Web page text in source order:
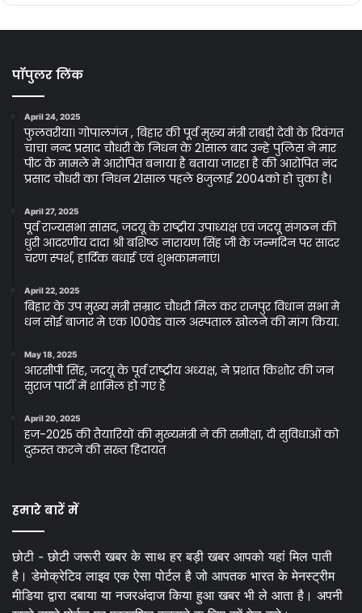
पॉपुलर लिंक
April 24, 2025
फुलवरीया। गोपालगंज , बिहार की पूर्व मुख्य मंत्री राबड़ी देवी के दिवंगत
चाचा नन्द प्रसाद चौधरी के निधन के 21साल बाद उन्हे पुलिस ने मार
पीट के मामले मे आरोपित बनाया है बताया जारहा है की आरोपित नंद
प्रसाद चौधरी का निधन 21साल पहले 8जुलाई 2004को हो चुका है।
April 27, 2025
पूर्व राज्यसभा सांसद, जदयू के राष्ट्रीय उपाध्यक्ष एवं जदयू संगठन की
धुरी आदरणीय दादा श्री बशिष्ठ नारायण सिंह जी के जन्मदिन पर सादर
चरण स्पर्श, हार्दिक बधाई एवं शुभकामनाएं।
April 22, 2025
बिहार के उप मुख्य मंत्री सम्राट चौधरी मिल कर राजपुर विधान सभा मे
धन सोई बाजार मे एक 100वेड वाल अस्पताल खोलने की मांग किया.
May 18, 2025
आरसीपी सिंह, जदयू के पूर्व राष्ट्रीय अध्यक्ष, ने प्रशांत किशोर की जन
सुराज पार्टी में शामिल हो गए हैं
April 20, 2025
हज-2025 की तैयारियों की मुख्यमंत्री ने की समीक्षा, दी सुविधाओं को
दुरुस्त करने की सख्त हिदायत
हमारे बारें में
छोटी - छोटी जरूरी खबर के साथ हर बड़ी खबर आपको यहां मिल पाती
है। डेमोक्रेटिव लाइव एक ऐसा पोर्टल है जो आपतक भारत के मेनस्ट्रीम
मीडिया द्वारा दबाया या नजरअंदाज किया हुआ खबर भी ले आता है। अपनी